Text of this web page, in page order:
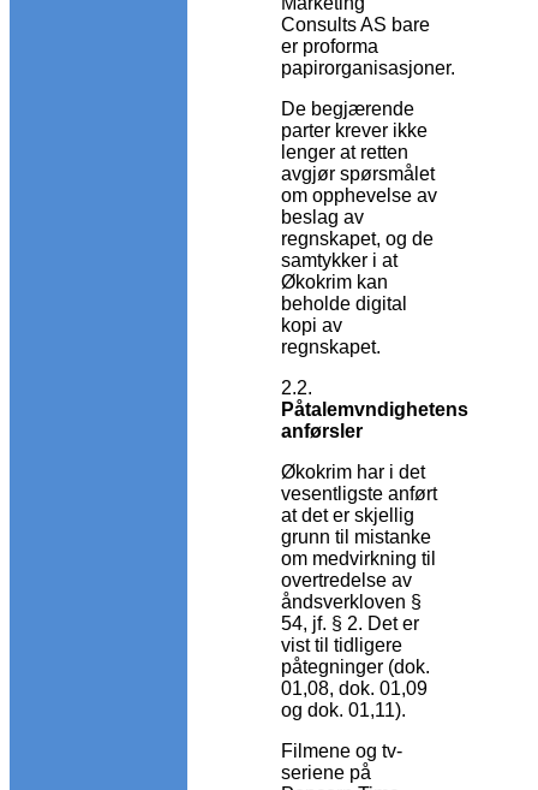
Consults AS bare
er proforma
papirorganisasjoner.
De begjærende
parter krever ikke
lenger at retten
avgjør spørsmålet
om opphevelse av
beslag av
regnskapet, og de
samtykker i at
Økokrim kan
beholde digital
kopi av
regnskapet.
2.2.
Påtalemvndighetens
anførsler
Økokrim har i det
vesentligste anført
at det er skjellig
grunn til mistanke
om medvirkning til
overtredelse av
åndsverkloven §
54, jf. § 2. Det er
vist til tidligere
påtegninger (dok.
01,08, dok. 01,09
og dok. 01,11).
Filmene og tv-
seriene på